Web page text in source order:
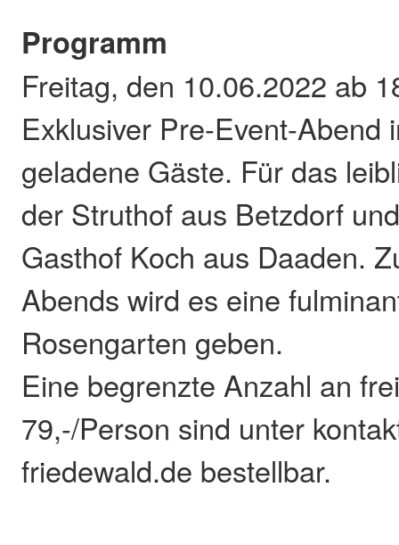
Programm
Freitag, den 10.06.2022 ab
Exklusiver Pre-Event-Abend
geladene Gäste. Für das
der Struthof aus Betzdorf
Gasthof Koch aus Daaden.
Abends wird es eine
Rosengarten geben.
Eine begrenzte Anzahl an
79,-/Person sind unter
friedewald.de bestellbar.